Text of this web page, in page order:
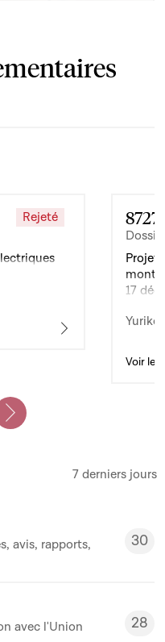
Rejeté 8727
Projet
17
Yuriko
Voir le
slide
Next slide
7 derniers jours
avis, rapports,
30
30
avec l'Union
28
28